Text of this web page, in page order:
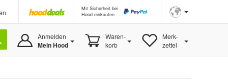
Mit Sicherheit bei
Hood einkaufen
Anmelden
Mein Hood
Waren-
korb
Merk-
zettel